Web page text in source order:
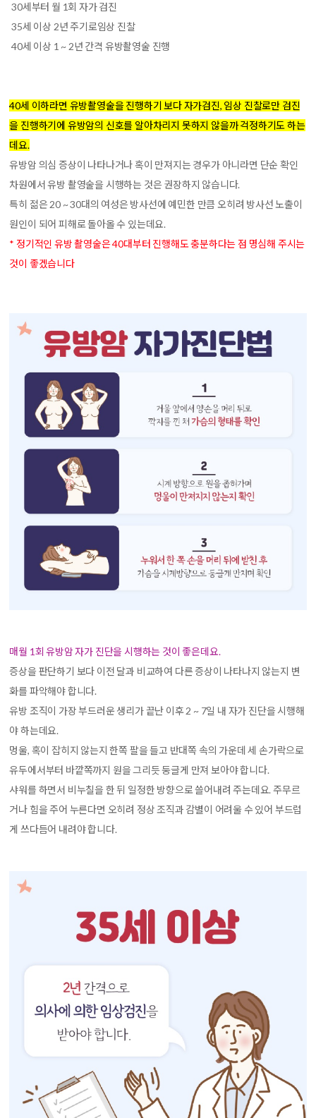
30세부터 월 1회 자가 검진
35세 이상 2년 주기로임상 진찰
40세 이상 1 ~ 2년 간격 유방촬영술 진행
40세 이하라면 유방촬영술을 진행하기 보다 자가검진, 임상 진찰로만 검진
을 진행하기에 유방암의 신호를 알아차리지 못하지 않을까 걱정하기도 하는
데요.
유방암 의심 증상이 나타나거나 혹이 만져지는 경우가 아니라면 단순 확인
차원에서 유방 촬영술을 시행하는 것은 권장하지 않습니다.
특히 젊은 20 ~ 30대의 여성은 방사선에 예민한 만큼 오히려 방사선 노출이
원인이 되어 피해로 돌아올 수 있는데요.
* 정기적인 유방 촬영술은 40대부터 진행해도 충분하다는 점 명심해 주시는
것이 좋겠습니다
매월 1회 유방암 자가 진단을 시행하는 것이 좋은데요.
증상을 판단하기 보다 이전 달과 비교하여 다른 증상이 나타나지 않는지 변
화를 파악해야 합니다.
유방 조직이 가장 부드러운 생리가 끝난 이후 2 ~ 7일 내 자가 진단을 시행해
야 하는데요.
멍울, 혹이 잡히지 않는지 한쪽 팔을 들고 반대쪽 속의 가운데 세 손가락으로
유두에서부터 바깥쪽까지 원을 그리듯 둥글게 만져 보아야 합니다.
샤워를 하면서 비누칠을 한 뒤 일정한 방향으로 쓸어내려 주는데요. 주무르
거나 힘을 주어 누른다면 오히려 정상 조직과 감별이 어려울 수 있어 부드럽
게 쓰다듬어 내려야 합니다.